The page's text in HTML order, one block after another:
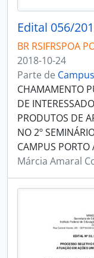
Edital 056/
BR RSIFRSPOA
2018-10-24
Parte de
CHAMAMENTO
DE
PRODUTOS DE
NO 2º
CAMPUS PORTO
Márcia Amaral